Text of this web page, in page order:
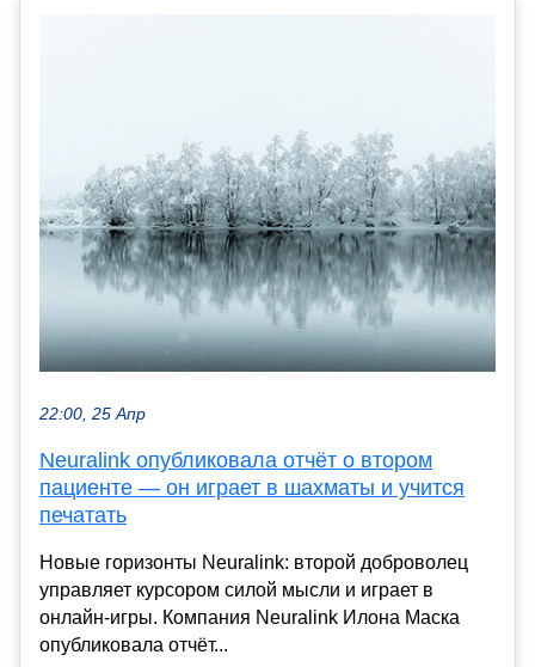
22:00, 25 Апр
Neuralink опубликовала отчёт о втором
пациенте — он играет в шахматы и учится
печатать
Новые горизонты Neuralink: второй доброволец
управляет курсором силой мысли и играет в
онлайн-игры. Компания Neuralink Илона Маска
опубликовала отчёт...